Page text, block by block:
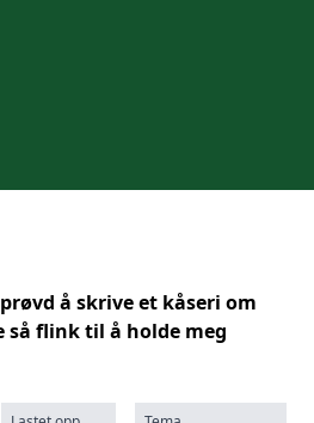
å skrive et kåseri om
så flink til å holde meg